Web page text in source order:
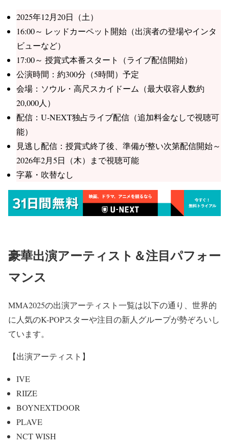
2025年12月20日（土）
16:00～ レッドカーペット開始（出演者の登場やインタ
ビューなど）
17:00～ 授賞式本番スタート（ライブ配信開始）
公演時間：約300分（5時間）予定
会場：ソウル・高尺スカイドーム（最大収容人数約
20,000人）
配信：U-NEXT独占ライブ配信（追加料金なしで視聴可
能）
見逃し配信：授賞式終了後、準備が整い次第配信開始～
2026年2月5日（木）まで視聴可能
字幕・吹替なし
豪華出演アーティスト＆注目パフォー
マンス
MMA2025の出演アーティスト一覧は以下の通り、世界的
に人気のK-POPスターや注目の新人グループが勢ぞろいし
ています。
【出演アーティスト】
IVE
RIIZE
BOYNEXTDOOR
PLAVE
NCT WISH